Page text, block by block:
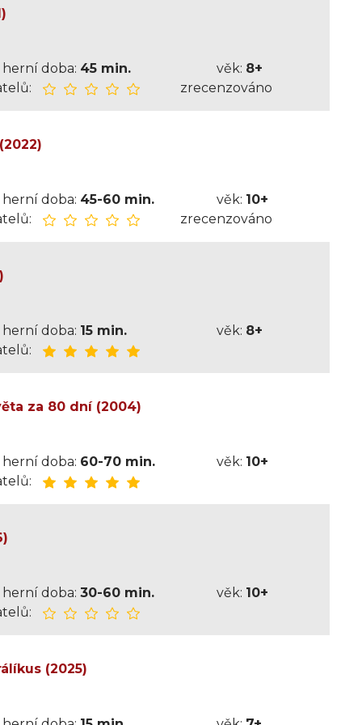
herní doba: 45 min. věk: 8+
zrecenzováno
herní doba: 45-60 min. věk: 10+
zrecenzováno
herní doba: 15 min. věk: 8+
za 80 dní (2004)
herní doba: 60-70 min. věk: 10+
herní doba: 30-60 min. věk: 10+
(2025)